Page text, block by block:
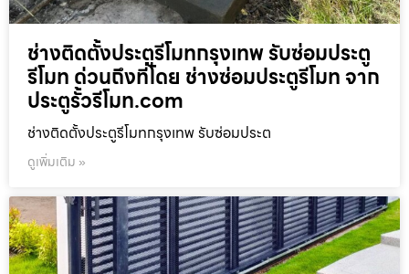
ช่างติดตั้งประตูรีโมทกรุงเทพ รับซ่อมประตู
รีโมท ด่วนถึงที่โดย ช่างซ่อมประตูรีโมท จาก
ประตูรั้วรีโมท.com
ช่างติดตั้งประตูรีโมทกรุงเทพ รับซ่อมประต
ดูเพิ่มเติม »